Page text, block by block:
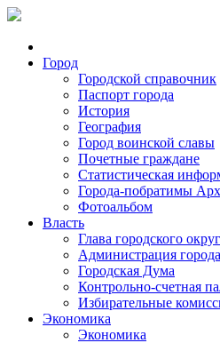
Город
Городской справочник
Паспорт города
История
География
Город воинской славы
Почетные граждане
Статистическая
Города-побратимы
Фотоальбом
Власть
Глава городского
Администрация города
Городская Дума
Контрольно-счетная
Избирательные
Экономика
Экономика